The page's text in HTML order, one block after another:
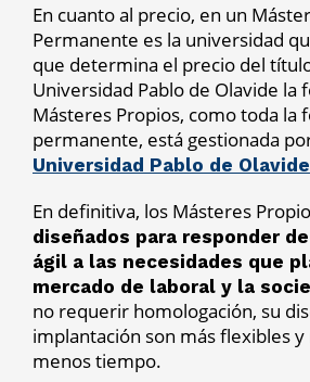
En cuanto al precio, en un
Permanente es la universidad
que determina el precio del
Universidad Pablo de Olavide la
Másteres Propios, como toda la
permanente, está gestionada
Universidad Pablo de Olavide
En definitiva, los Másteres
diseñados para responder
ágil a las necesidades que
mercado de laboral y la
no requerir homologación, su
implantación son más flexibles
menos tiempo.